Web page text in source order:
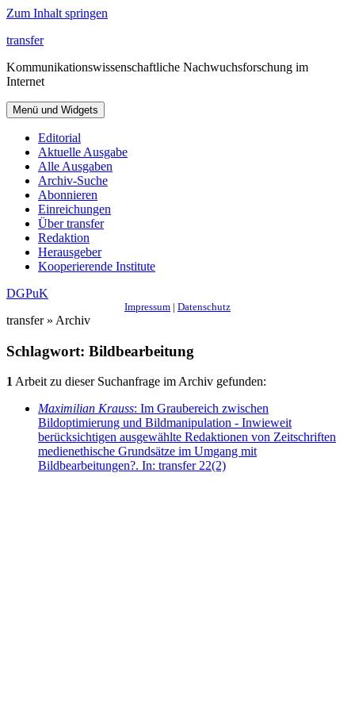
Zum Inhalt springen
transfer
Kommunikationswissenschaftliche Nachwuchsforschung im
Internet
Menü und Widgets
Editorial
Aktuelle Ausgabe
Alle Ausgaben
Archiv-Suche
Abonnieren
Einreichungen
Über transfer
Redaktion
Herausgeber
Kooperierende Institute
DGPuK
Impressum | Datenschutz
transfer » Archiv
Schlagwort: Bildbearbeitung
1Arbeit zu dieser Suchanfrage im Archiv gefunden:
Maximilian Krauss: Im Graubereich zwischen
Bildoptimierung und Bildmanipulation - Inwieweit
berücksichtigen ausgewählte Redaktionen von Zeitschriften
medienethische Grundsätze im Umgang mit
Bildbearbeitungen?. In: transfer 22(2)